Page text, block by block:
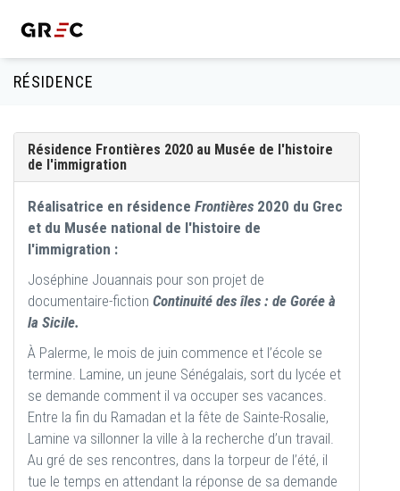
RÉSIDENCE
Résidence Frontières 2020 au Musée de l'histoire
de l'immigration
Réalisatrice en résidence Frontières 2020 du Grec
et du Musée national de l'histoire de
l'immigration :
Joséphine Jouannais pour son projet de
documentaire-fiction Continuité des îles : de Gorée à
la Sicile.
À Palerme, le mois de juin commence et l’école se
termine. Lamine, un jeune Sénégalais, sort du lycée et
se demande comment il va occuper ses vacances.
Entre la fin du Ramadan et la fête de Sainte-Rosalie,
Lamine va sillonner la ville à la recherche d’un travail.
Au gré de ses rencontres, dans la torpeur de l’été, il
tue le temps en attendant la réponse de sa demande